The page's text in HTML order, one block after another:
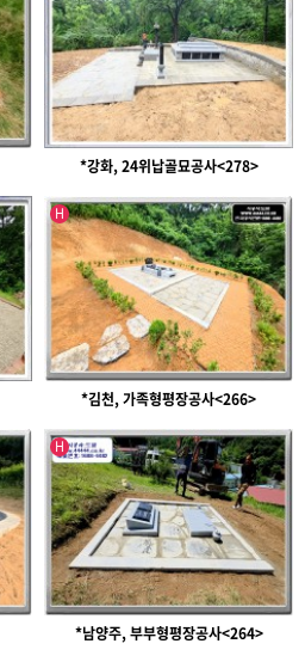
*강화, 24위납골묘공사<278>
H
인기글
*김천, 가족형평장공사<266>
H
인기글
*남양주, 부부형평장공사<264>